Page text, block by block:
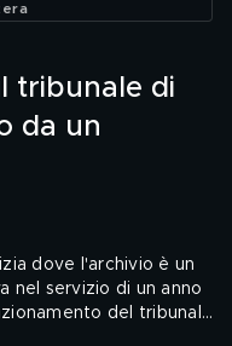
tribunale di
da un
dove l'archivio è un
nel servizio di un anno
del tribunale